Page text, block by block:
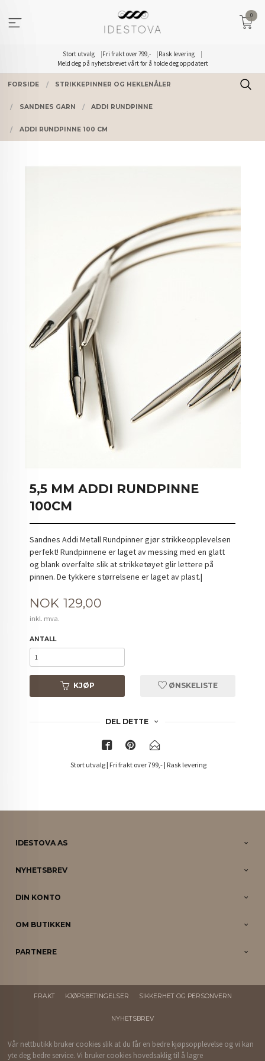
innholdet
Stort utvalg Fri frakt over 799,-
Rask levering
Meld deg på nyhetsbrevet vårt for å holde deg oppdatert
0
FORSIDE STRIKKEPINNER OG HEKLENÅLER
SANDNES GARN ADDI RUNDPINNE
ADDI RUNDPINNE 100 CM
5,5 MM ADDI RUNDPINNE
100CM
Sandnes Addi Metall Rundpinner gjør strikkeopplevelsen
perfekt! Rundpinnene er laget av messing med en glatt
og blank overfalte slik at strikketøyet glir lettere på
pinnen. De tykkere størrelsene er laget av plast.|
Pris
NOK 129,00
inkl. mva.
ANTALL
KJØP ØNSKELISTE
DEL DETTE
Stort utvalg | Fri frakt over 799,- | Rask levering
IDESTOVA AS
NYHETSBREV
DIN KONTO
OM BUTIKKEN
PARTNERE
FRAKT KJØPSBETINGELSER SIKKERHET OG PERSONVERN
NYHETSBREV
Vår nettbutikk bruker cookies slik at du får en bedre kjøpsopplevelse og vi kan
yte deg bedre service. Vi bruker cookies hovedsaklig til å lagre